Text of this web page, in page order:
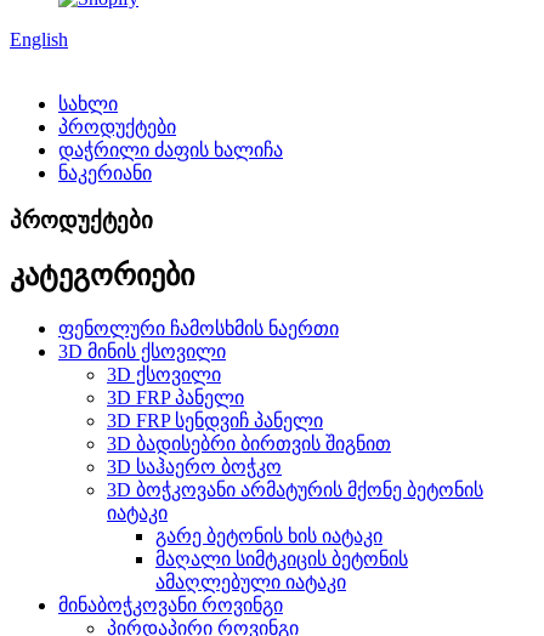
English
სახლი
პროდუქტები
დაჭრილი ძაფის ხალიჩა
ნაკერიანი
პროდუქტები
კატეგორიები
ფენოლური ჩამოსხმის ნაერთი
3D მინის ქსოვილი
3D ქსოვილი
3D FRP პანელი
3D FRP სენდვიჩ პანელი
3D ბადისებრი ბირთვის შიგნით
3D საჰაერო ბოჭკო
3D ბოჭკოვანი არმატურის მქონე ბეტონის
იატაკი
გარე ბეტონის ხის იატაკი
მაღალი სიმტკიცის ბეტონის
ამაღლებული იატაკი
მინაბოჭკოვანი როვინგი
პირდაპირი როვინგი